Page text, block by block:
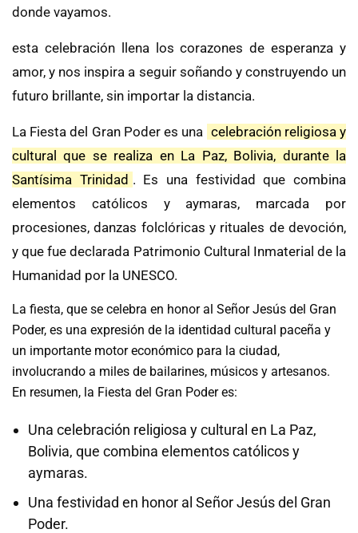
donde vayamos.
esta celebración llena los corazones de esperanza y
amor, y nos inspira a seguir soñando y construyendo un
futuro brillante, sin importar la distancia.
La Fiesta del Gran Poder es una celebración religiosa y
cultural que se realiza en La Paz, Bolivia, durante la
Santísima Trinidad . Es una festividad que combina
elementos católicos y aymaras, marcada por
procesiones, danzas folclóricas y rituales de devoción,
y que fue declarada Patrimonio Cultural Inmaterial de la
Humanidad por la UNESCO.
La fiesta, que se celebra en honor al Señor Jesús del Gran
Poder, es una expresión de la identidad cultural paceña y
un importante motor económico para la ciudad,
involucrando a miles de bailarines, músicos y artesanos.
En resumen, la Fiesta del Gran Poder es:
Una celebración religiosa y cultural en La Paz,
Bolivia, que combina elementos católicos y
aymaras.
Una festividad en honor al Señor Jesús del Gran
Poder.